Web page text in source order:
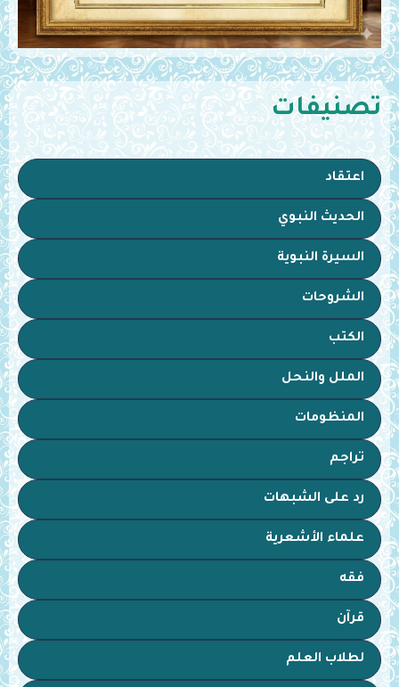
تصنيفات
اعتقاد
الحديث النبوي
السيرة النبوية
الشروحات
الكتب
الملل والنحل
المنظومات
تراجم
رد على الشبهات
علماء الأشعرية
فقه
قرآن
لطلاب العلم